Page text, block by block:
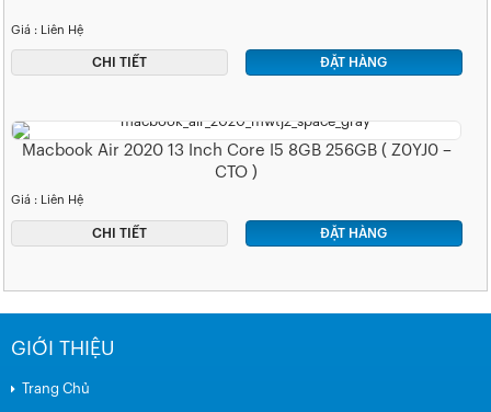
Giá : Liên Hệ
CHI TIẾT ĐẶT HÀNG
Macbook Air 2020 13 Inch Core I5 8GB 256GB ( Z0YJ0 –
CTO )
Giá : Liên Hệ
CHI TIẾT ĐẶT HÀNG
GIỚI THIỆU
Trang Chủ